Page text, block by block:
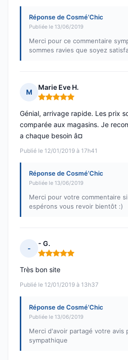
Réponse de Cosmé’Chic
Publiée le 13/06/2019
Merci pour ce commentaire
sommes ravies que soyez
M
Marie Eve H.
Note : 5 sur 5
Publié le 12/01/2019 à 17h41
Génial, arrivage rapide. Les prix
comparée aux magasins. Je
a chaque besoin â¤
Réponse de Cosmé’Chic
Publiée le 13/06/2019
Merci pour votre commentaire
espérons vous revoir bientôt :)
-
- G.
Note : 5 sur 5
Publié le 12/01/2019 à 13h37
Très bon site
Réponse de Cosmé’Chic
Publiée le 13/06/2019
Merci d'avoir partagé votre avis
sympathique